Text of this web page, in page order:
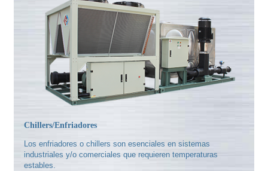
Chillers/Enfriadores
Los enfriadores o chillers son esenciales en sistemas
industriales y/o comerciales que requieren temperaturas
estables.